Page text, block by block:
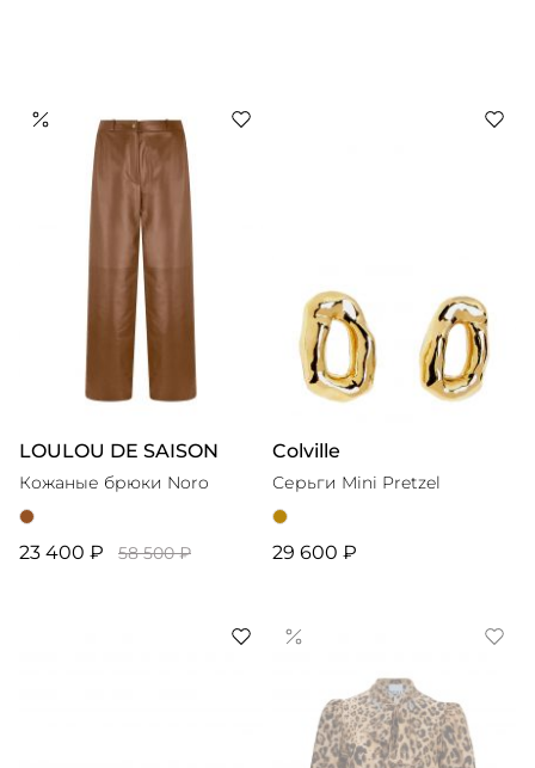
LOULOU DE SAISON
Кожаные брюки Noro
23 400 ₽ 58 500 ₽
Colville
Серьги Mini Pretzel
29 600 ₽